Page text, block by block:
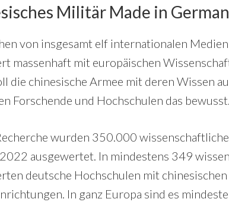
Militär Made in
von insgesamt elf internationalen
massenhaft mit europäischen
die chinesische Armee mit deren Wissen
Forschende und Hochschulen das bewusst.
wurden 350.000
ausgewertet. In mindestens 349
deutsche Hochschulen mit
In ganz Europa sind es